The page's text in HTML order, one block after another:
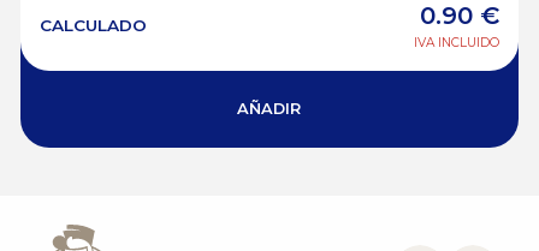
CALCULADO 0.90 €
IVA INCLUIDO
AÑADIR